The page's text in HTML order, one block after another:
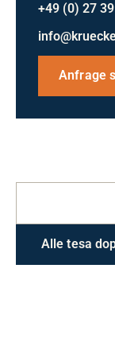
+49 (0) 27
Anfrage
Alle tesa